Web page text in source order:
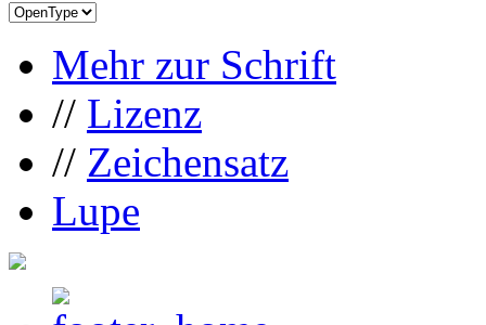
Mehr zur Schrift
// Lizenz
// Zeichensatz
Lupe